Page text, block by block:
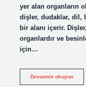
yer alan organların
dişler, dudaklar, dil,
bir alanı içerir.
organlardır ve
için…
Devamını okuyunAğız
nedir